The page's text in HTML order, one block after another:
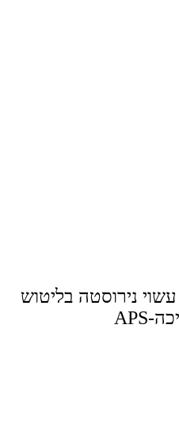
נירוסטה בליטוש